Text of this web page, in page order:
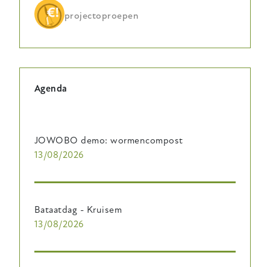
projectoproepen
Agenda
JOWOBO demo: wormencompost
13/08/2026
Bataatdag - Kruisem
13/08/2026